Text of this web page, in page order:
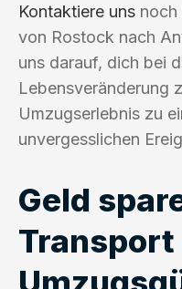
Kontaktiere uns noch
von Rostock nach
uns darauf, dich bei
Lebensveränderung
Umzugserlebnis zu
unvergesslichen
Geld
Transport